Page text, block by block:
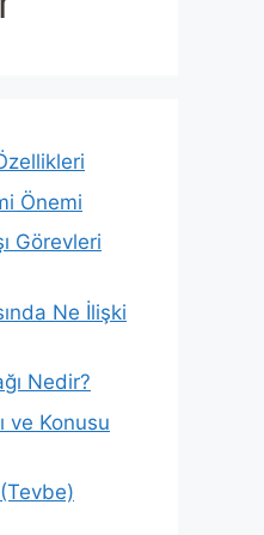
Önemi
Görevleri
Ne İlişki
Nedir?
ve Konusu